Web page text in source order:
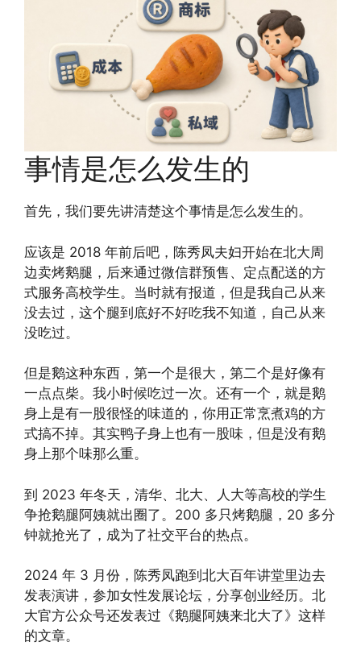
事情是怎么发生的
首先，我们要先讲清楚这个事情是怎么发生的。
应该是 2018 年前后吧，陈秀凤夫妇开始在北大周
边卖烤鹅腿，后来通过微信群预售、定点配送的方
式服务高校学生。当时就有报道，但是我自己从来
没去过，这个腿到底好不好吃我不知道，自己从来
没吃过。
但是鹅这种东西，第一个是很大，第二个是好像有
一点点柴。我小时候吃过一次。还有一个，就是鹅
身上是有一股很怪的味道的，你用正常烹煮鸡的方
式搞不掉。其实鸭子身上也有一股味，但是没有鹅
身上那个味那么重。
到 2023 年冬天，清华、北大、人大等高校的学生
争抢鹅腿阿姨就出圈了。200 多只烤鹅腿，20 多分
钟就抢光了，成为了社交平台的热点。
2024 年 3 月份，陈秀凤跑到北大百年讲堂里边去
发表演讲，参加女性发展论坛，分享创业经历。北
大官方公众号还发表过《鹅腿阿姨来北大了》这样
的文章。